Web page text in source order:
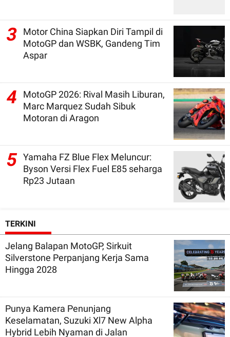
3
Motor China Siapkan Diri Tampil di
MotoGP dan WSBK, Gandeng Tim
Aspar
4
MotoGP 2026: Rival Masih Liburan,
Marc Marquez Sudah Sibuk
Motoran di Aragon
5 Yamaha FZ Blue Flex Meluncur:
Byson Versi Flex Fuel E85 seharga
Rp23 Jutaan
TERKINI
Jelang Balapan MotoGP, Sirkuit
Silverstone Perpanjang Kerja Sama
Hingga 2028
Punya Kamera Penunjang
Keselamatan, Suzuki Xl7 New Alpha
Hybrid Lebih Nyaman di Jalan